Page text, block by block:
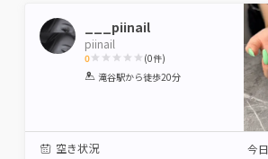
___piinail
piinail
0
1 2 3 4 5
(0件)
滝谷駅から徒歩20分
空き状況 今日